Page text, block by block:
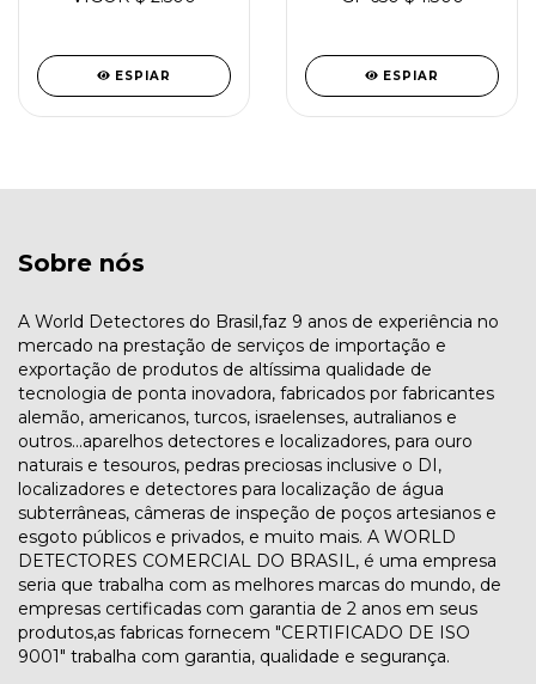
ESPIAR ESPIAR
Sobre nós
A World Detectores do Brasil,faz 9 anos de experiência no
mercado na prestação de serviços de importação e
exportação de produtos de altíssima qualidade de
tecnologia de ponta inovadora, fabricados por fabricantes
alemão, americanos, turcos, israelenses, autralianos e
outros...aparelhos detectores e localizadores, para ouro
naturais e tesouros, pedras preciosas inclusive o DI,
localizadores e detectores para localização de água
subterrâneas, câmeras de inspeção de poços artesianos e
esgoto públicos e privados, e muito mais. A WORLD
DETECTORES COMERCIAL DO BRASIL, é uma empresa
seria que trabalha com as melhores marcas do mundo, de
empresas certificadas com garantia de 2 anos em seus
produtos,as fabricas fornecem "CERTIFICADO DE ISO
9001" trabalha com garantia, qualidade e segurança.